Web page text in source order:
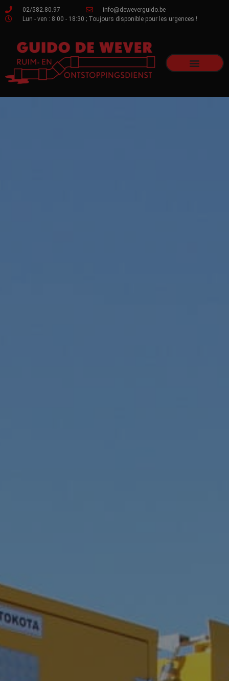
02/582.80.97
info@deweverguido.be
Lun - ven : 8:00 - 18:30 ; Toujours disponible pour les urgences !